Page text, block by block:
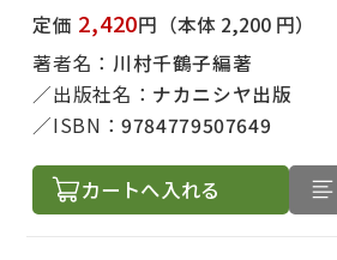
定価 2,420円 （本体 2,200 円）
著者名： 川村千鶴子編著
出版社名： ナカニシヤ出版
ISBN：9784779507649
カートへ入れる